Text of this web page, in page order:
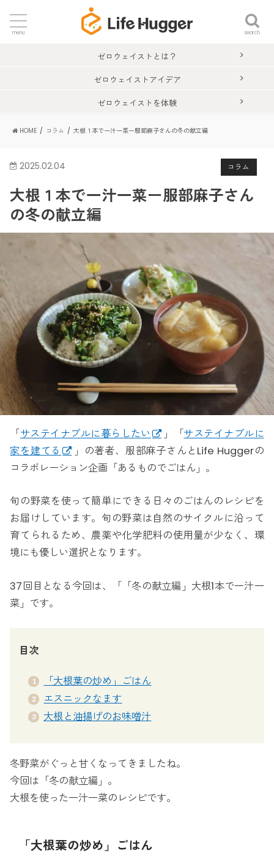
search
menu
ゼロウェイストとは？
ゼロウェイストアイデア
ゼロウェイストを体験
HOME コラム 大根１本で一汁一菜ー服部麻子さんの冬の献立編
コラム
2025.02.04
大根１本で一汁一菜ー服部麻子さん
の冬の献立編
「サステイナブルに暮らしたい 」「サステイナブルに
家を建てる
」の著者、服部麻子さんとLife Huggerの
コラボレーション企画「あるものでごはん」。
旬の野菜を使って簡単にできる日々のごはんのレシピを
お届けしています。旬の野菜は自然のサイクルに沿って
育てられるため、農薬や化学肥料の使用量が少なく、環
境にも優しい選択となります。
37回目となる今回は、「「冬の献立編」大根1本で一汁一
菜」です。
目次
「大根葉の炒め」ごはん
エスニックなます
大根と油揚げのお味噌汁
冬野菜がぐっと甘くなってきましたね。
今回は「冬の献立編」。
大根を使った一汁一菜のレシピです。
「大根葉の炒め」ごはん